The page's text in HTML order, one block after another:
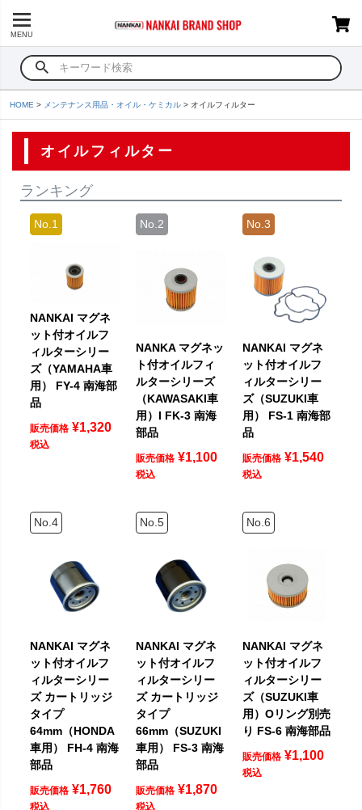
MENU
HOME メンテナンス用品・オイル・ケミカル オイルフィルター
オイルフィルター
ランキング
NANKAI マグネ
ット付オイルフ
ィルターシリー
ズ（YAMAHA車
用） FY-4 南海部
品
販売価格 ¥1,320
税込
NANKA マグネッ
ト付オイルフィ
ルターシリーズ
（KAWASAKI車
用）I FK-3 南海
部品
販売価格 ¥1,100
税込
NANKAI マグネ
ット付オイルフ
ィルターシリー
ズ（SUZUKI車
用） FS-1 南海部
品
販売価格 ¥1,540
税込
NANKAI マグネ
ット付オイルフ
ィルターシリー
ズ カートリッジ
タイプ
64mm（HONDA
車用） FH-4 南海
部品
販売価格 ¥1,760
税込
NANKAI マグネ
ット付オイルフ
ィルターシリー
ズ カートリッジ
タイプ
66mm（SUZUKI
車用） FS-3 南海
部品
販売価格 ¥1,870
税込
NANKAI マグネ
ット付オイルフ
ィルターシリー
ズ（SUZUKI車
用）Oリング別売
り FS-6 南海部品
販売価格 ¥1,100
税込